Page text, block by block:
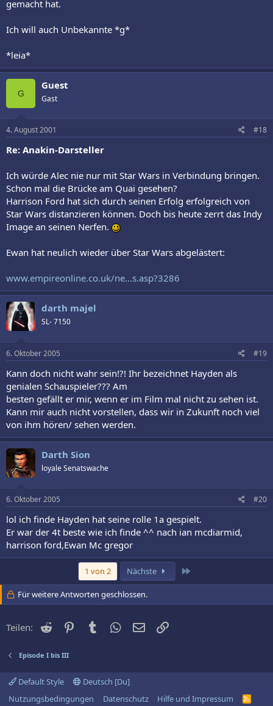
gemacht hat.
Ich will auch Unbekannte *g*
*leia*
G
Guest
Gast
4. August 2001 #18
Re: Anakin-Darsteller
Ich würde Alec nie nur mit Star Wars in Verbindung bringen.
Schon mal die Brücke am Quai gesehen?
Harrison Ford hat sich durch seinen Erfolg erfolgreich von
Star Wars distanzieren können. Doch bis heute zerrt das Indy
Image an seinen Nerfen.
Ewan hat neulich wieder über Star Wars abgelästert:
www.empireonline.co.uk/ne...s.asp?3286
darth majel
SL- 7150
6. Oktober 2005 #19
Kann doch nicht wahr sein!?! Ihr bezeichnet Hayden als
genialen Schauspieler??? Am
besten gefällt er mir, wenn er im Film mal nicht zu sehen ist.
Kann mir auch nicht vorstellen, dass wir in Zukunft noch viel
von ihm hören/ sehen werden.
Darth Sion
loyale Senatswache
6. Oktober 2005 #20
lol ich finde Hayden hat seine rolle 1a gespielt.
Er war der 4t beste wie ich finde ^^ nach ian mcdiarmid,
harrison ford,Ewan Mc gregor
1 von 2 Nächste
Für weitere Antworten geschlossen.
Teilen: Reddit PinterestTumblr WhatsApp
E-Mail
Episode I bis III
Default Style
Deutsch [Du]
Nutzungsbedingungen
Datenschutz Hilfe und Impressum
R